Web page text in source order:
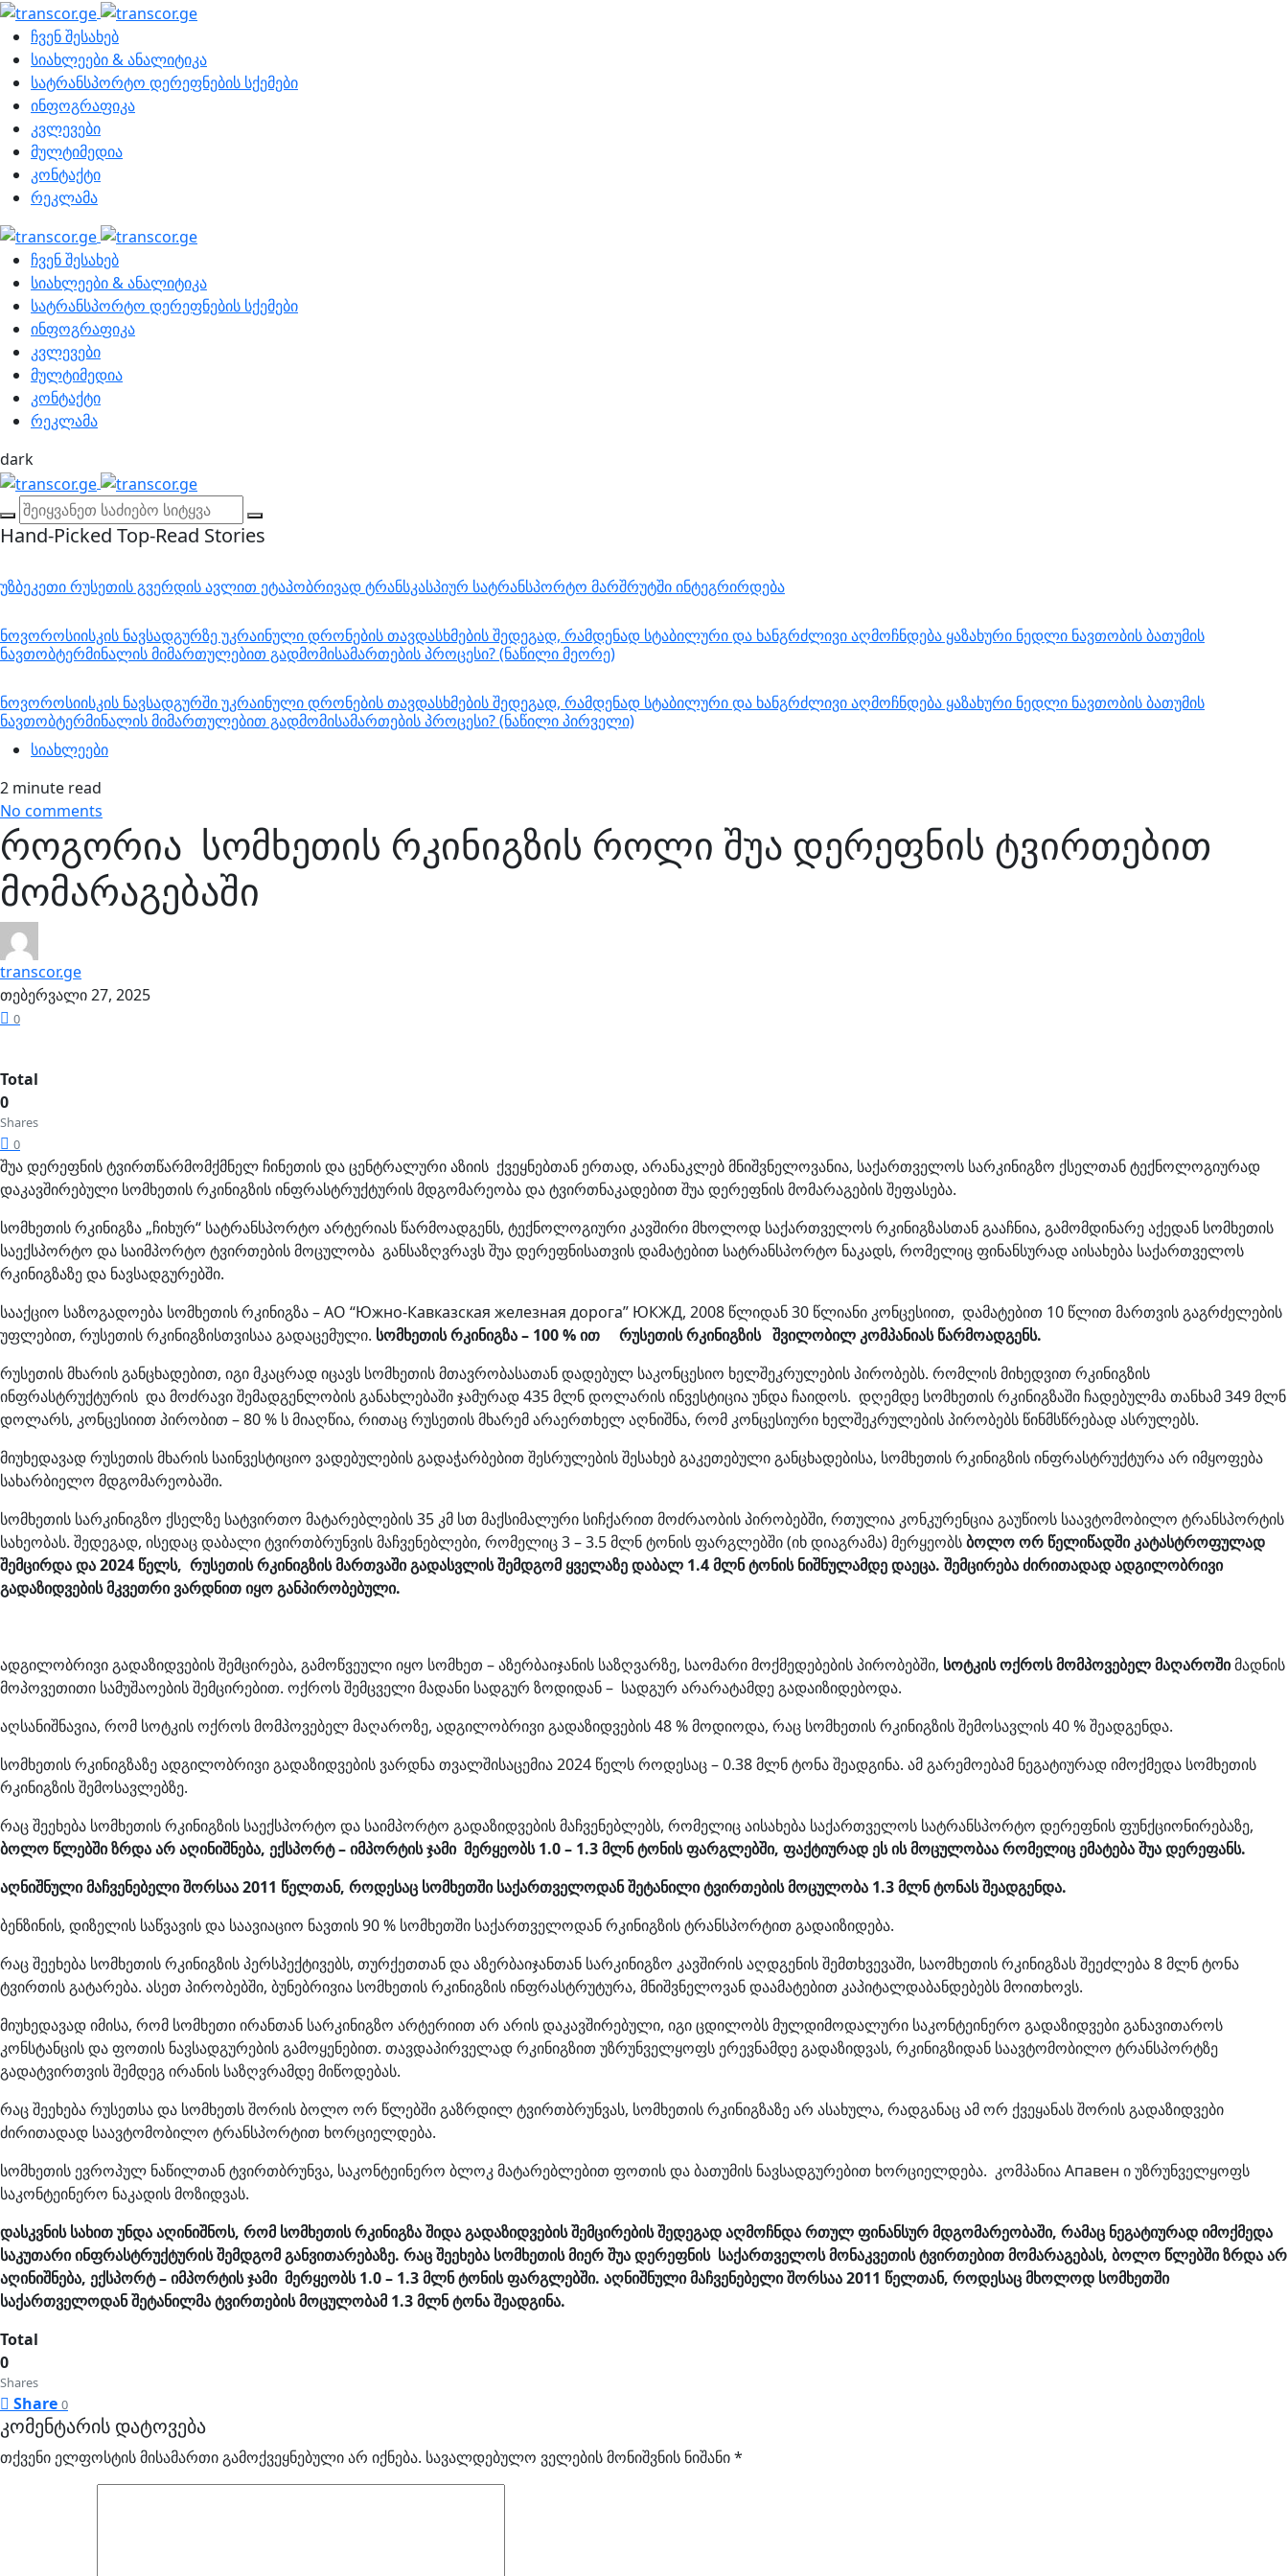
ჩვენ შესახებ
სიახლეები & ანალიტიკა
სატრანსპორტო დერეფნების სქემები
ინფოგრაფიკა
კვლევები
მულტიმედია
კონტაქტი
რეკლამა
ჩვენ შესახებ
სიახლეები & ანალიტიკა
სატრანსპორტო დერეფნების სქემები
ინფოგრაფიკა
კვლევები
მულტიმედია
კონტაქტი
რეკლამა
dark
Hand-Picked Top-Read Stories
უზბეკეთი რუსეთის გვერდის ავლით ეტაპობრივად ტრანსკასპიურ სატრანსპორტო მარშრუტში ინტეგრირდება
ნოვოროსიისკის ნავსადგურზე უკრაინული დრონების თავდასხმების შედეგად, რამდენად სტაბილური და ხანგრძლივი აღმოჩნდება ყაზახური ნედლი ნავთობის ბათუმის
ნავთობტერმინალის მიმართულებით გადმომისამართების პროცესი? (ნაწილი მეორე)
ნოვოროსიისკის ნავსადგურში უკრაინული დრონების თავდასხმების შედეგად, რამდენად სტაბილური და ხანგრძლივი აღმოჩნდება ყაზახური ნედლი ნავთობის ბათუმის
ნავთობტერმინალის მიმართულებით გადმომისამართების პროცესი? (ნაწილი პირველი)
სიახლეები
2 minute read
No comments
როგორია სომხეთის რკინიგზის როლი შუა დერეფნის ტვირთებით
მომარაგებაში
transcor.ge
თებერვალი 27, 2025
0
Total
0
Shares
0
შუა დერეფნის ტვირთწარმომქმნელ ჩინეთის და ცენტრალური აზიის ქვეყნებთან ერთად, არანაკლებ მნიშვნელოვანია, საქართველოს სარკინიგზო ქსელთან ტექნოლოგიურად
დაკავშირებული სომხეთის რკინიგზის ინფრასტრუქტურის მდგომარეობა და ტვირთნაკადებით შუა დერეფნის მომარაგების შეფასება.
სომხეთის რკინიგზა „ჩიხურ“ სატრანსპორტო არტერიას წარმოადგენს, ტექნოლოგიური კავშირი მხოლოდ საქართველოს რკინიგზასთან გააჩნია, გამომდინარე აქედან სომხეთის
საექსპორტო და საიმპორტო ტვირთების მოცულობა განსაზღვრავს შუა დერეფნისათვის დამატებით სატრანსპორტო ნაკადს, რომელიც ფინანსურად აისახება საქართველოს
რკინიგზაზე და ნავსადგურებში.
სააქციო საზოგადოება სომხეთის რკინიგზა – АО “Южно-Кавказская железная дорога” ЮКЖД, 2008 წლიდან 30 წლიანი კონცესიით, დამატებით 10 წლით მართვის გაგრძელების
უფლებით, რუსეთის რკინიგზისთვისაა გადაცემული. სომხეთის რკინიგზა – 100 % ით რუსეთის რკინიგზის შვილობილ კომპანიას წარმოადგენს.
რუსეთის მხარის განცხადებით, იგი მკაცრად იცავს სომხეთის მთავრობასათან დადებულ საკონცესიო ხელშეკრულების პირობებს. რომლის მიხედვით რკინიგზის
ინფრასტრუქტურის და მოძრავი შემადგენლობის განახლებაში ჯამურად 435 მლნ დოლარის ინვესტიცია უნდა ჩაიდოს. დღემდე სომხეთის რკინიგზაში ჩადებულმა თანხამ 349 მლნ
დოლარს, კონცესიით პირობით – 80 % ს მიაღწია, რითაც რუსეთის მხარემ არაერთხელ აღნიშნა, რომ კონცესიური ხელშეკრულების პირობებს წინმსწრებად ასრულებს.
მიუხედავად რუსეთის მხარის საინვესტიციო ვადებულების გადაჭარბებით შესრულების შესახებ გაკეთებული განცხადებისა, სომხეთის რკინიგზის ინფრასტრუქტურა არ იმყოფება
სახარბიელო მდგომარეობაში.
სომხეთის სარკინიგზო ქსელზე სატვირთო მატარებლების 35 კმ სთ მაქსიმალური სიჩქარით მოძრაობის პირობებში, რთულია კონკურენცია გაუწიოს საავტომობილო ტრანსპორტის
სახეობას. შედეგად, ისედაც დაბალი ტვირთბრუნვის მაჩვენებლები, რომელიც 3 – 3.5 მლნ ტონის ფარგლებში (იხ დიაგრამა) მერყეობსბოლო ორ წელიწადში კატასტროფულად
შემცირდა და 2024 წელს, რუსეთის რკინიგზის მართვაში გადასვლის შემდგომ ყველაზე დაბალ 1.4 მლნ ტონის ნიშნულამდე დაეცა. შემცირება ძირითადად ადგილობრივი
გადაზიდვების მკვეთრი ვარდნით იყო განპირობებული.
ადგილობრივი გადაზიდვების შემცირება, გამოწვეული იყო სომხეთ – აზერბაიჯანის საზღვარზე, საომარი მოქმედებების პირობებში, სოტკის ოქროს მომპოვებელ მაღაროშიმადნის
მოპოვეთითი სამუშაოების შემცირებით. ოქროს შემცველი მადანი სადგურ ზოდიდან – სადგურ არარატამდე გადაიზიდებოდა.
აღსანიშნავია, რომ სოტკის ოქროს მომპოვებელ მაღაროზე, ადგილობრივი გადაზიდვების 48 % მოდიოდა, რაც სომხეთის რკინიგზის შემოსავლის 40 % შეადგენდა.
სომხეთის რკინიგზაზე ადგილობრივი გადაზიდვების ვარდნა თვალშისაცემია 2024 წელს როდესაც – 0.38 მლნ ტონა შეადგინა. ამ გარემოებამ ნეგატიურად იმოქმედა სომხეთის
რკინიგზის შემოსავლებზე.
რაც შეეხება სომხეთის რკინიგზის საექსპორტო და საიმპორტო გადაზიდვების მაჩვენებლებს, რომელიც აისახება საქართველოს სატრანსპორტო დერეფნის ფუნქციონირებაზე,
ბოლო წლებში ზრდა არ აღინიშნება, ექსპორტ – იმპორტის ჯამი მერყეობს 1.0 – 1.3 მლნ ტონის ფარგლებში, ფაქტიურად ეს ის მოცულობაა რომელიც ემატება შუა დერეფანს.
აღნიშნული მაჩვენებელი შორსაა 2011 წელთან, როდესაც სომხეთში საქართველოდან შეტანილი ტვირთების მოცულობა 1.3 მლნ ტონას შეადგენდა.
ბენზინის, დიზელის საწვავის და საავიაციო ნავთის 90 % სომხეთში საქართველოდან რკინიგზის ტრანსპორტით გადაიზიდება.
რაც შეეხება სომხეთის რკინიგზის პერსპექტივებს, თურქეთთან და აზერბაიჯანთან სარკინიგზო კავშირის აღდგენის შემთხვევაში, საომხეთის რკინიგზას შეეძლება 8 მლნ ტონა
ტვირთის გატარება. ასეთ პირობებში, ბუნებრივია სომხეთის რკინიგზის ინფრასტრუტურა, მნიშვნელოვან დაამატებით კაპიტალდაბანდებებს მოითხოვს.
მიუხედავად იმისა, რომ სომხეთი ირანთან სარკინიგზო არტერიით არ არის დაკავშირებული, იგი ცდილობს მულდიმოდალური საკონტეინერო გადაზიდვები განავითაროს
კონსტანცის და ფოთის ნავსადგურების გამოყენებით. თავდაპირველად რკინიგზით უზრუნველყოფს ერევნამდე გადაზიდვას, რკინიგზიდან საავტომობილო ტრანსპორტზე
გადატვირთვის შემდეგ ირანის საზღვრამდე მიწოდებას.
რაც შეეხება რუსეთსა და სომხეთს შორის ბოლო ორ წლებში გაზრდილ ტვირთბრუნვას, სომხეთის რკინიგზაზე არ ასახულა, რადგანაც ამ ორ ქვეყანას შორის გადაზიდვები
ძირითადად საავტომობილო ტრანსპორტით ხორციელდება.
სომხეთის ევროპულ ნაწილთან ტვირთბრუნვა, საკონტეინერო ბლოკ მატარებლებით ფოთის და ბათუმის ნავსადგურებით ხორციელდება. კომპანია Апавен ი უზრუნველყოფს
საკონტეინერო ნაკადის მოზიდვას.
დასკვნის სახით უნდა აღინიშნოს, რომ სომხეთის რკინიგზა შიდა გადაზიდვების შემცირების შედეგად აღმოჩნდა რთულ ფინანსურ მდგომარეობაში, რამაც ნეგატიურად იმოქმედა
საკუთარი ინფრასტრუქტურის შემდგომ განვითარებაზე. რაც შეეხება სომხეთის მიერ შუა დერეფნის საქართველოს მონაკვეთის ტვირთებით მომარაგებას, ბოლო წლებში ზრდა არ
აღინიშნება, ექსპორტ – იმპორტის ჯამი მერყეობს 1.0 – 1.3 მლნ ტონის ფარგლებში. აღნიშნული მაჩვენებელი შორსაა 2011 წელთან, როდესაც მხოლოდ სომხეთში
საქართველოდან შეტანილმა ტვირთების მოცულობამ 1.3 მლნ ტონა შეადგინა.
Total
0
Shares
Share 0
კომენტარის დატოვება
თქვენი ელფოსტის მისამართი გამოქვეყნებული არ იქნება. სავალდებულო ველების მონიშვნის ნიშანი*